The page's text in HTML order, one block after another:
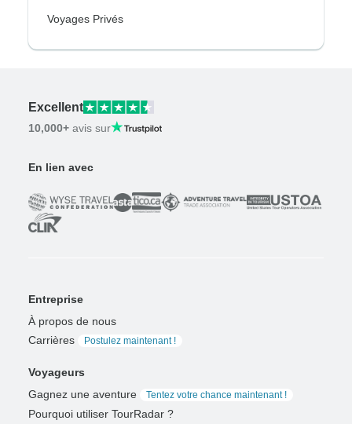
Voyages Privés
Excellent
10,000+ avis sur
En lien avec
Entreprise
À propos de nous
Carrières
Postulez maintenant !
Voyageurs
Gagnez une aventure
Tentez votre chance maintenant !
Pourquoi utiliser TourRadar ?